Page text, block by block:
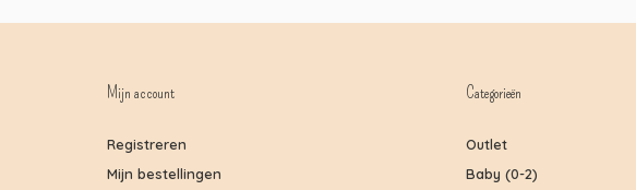
Mijn account
Registreren
Mijn bestellingen
Categorieën
Outlet
Baby (0-2)